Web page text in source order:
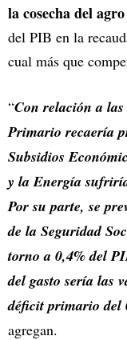
la cosecha del agro
del PIB en la
cual más que
“Con relación a las
Primario recaería
Subsidios
y la Energía
Por su parte, se
de la Seguridad
torno a 0,4% del
del gasto sería las
déficit primario del
agregan.